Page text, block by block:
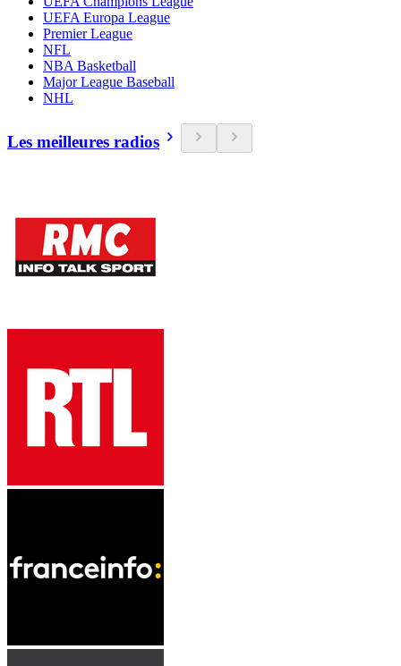
UEFA Europa League
Premier League
NFL
NBA Basketball
Major League Baseball
NHL
Les meilleures radios